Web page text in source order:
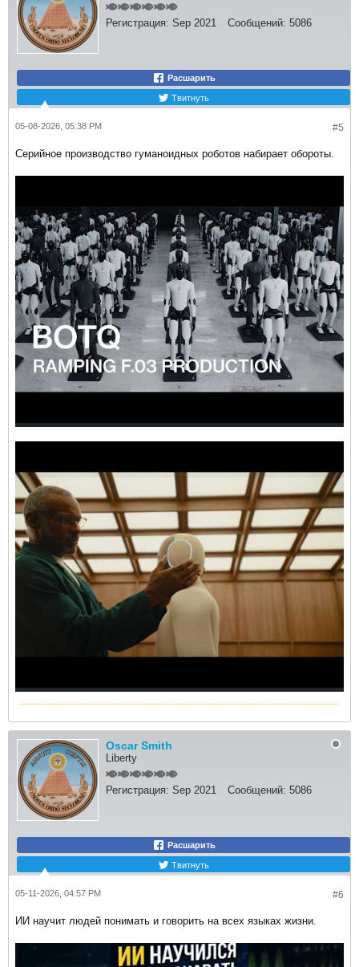
Регистрация: Sep 2021 Сообщений: 5086
Расшарить
Твитнуть
#5
05-08-2026, 05:38 PM
Серийное производство гуманоидных роботов набирает обороты.
Oscar Smith
Liberty
Регистрация: Sep 2021 Сообщений: 5086
Расшарить
Твитнуть
#6
05-11-2026, 04:57 PM
ИИ научит людей понимать и говорить на всех языках жизни.